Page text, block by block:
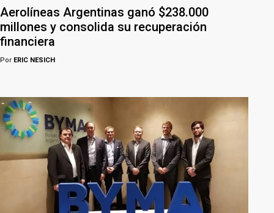
Aerolíneas Argentinas ganó $238.000
millones y consolida su recuperación
financiera
Por ERIC NESICH